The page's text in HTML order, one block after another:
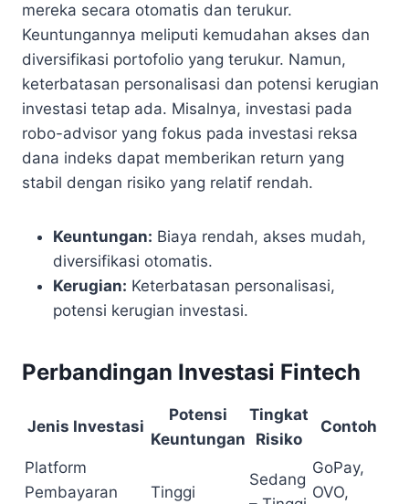
mereka secara otomatis dan terukur.
Keuntungannya meliputi kemudahan akses dan
diversifikasi portofolio yang terukur. Namun,
keterbatasan personalisasi dan potensi kerugian
investasi tetap ada. Misalnya, investasi pada
robo-advisor yang fokus pada investasi reksa
dana indeks dapat memberikan return yang
stabil dengan risiko yang relatif rendah.
Keuntungan: Biaya rendah, akses mudah,
diversifikasi otomatis.
Kerugian: Keterbatasan personalisasi,
potensi kerugian investasi.
Perbandingan Investasi Fintech
Jenis Investasi
Potensi
Keuntungan
Tingkat
Risiko
Contoh
Platform
Pembayaran
Tinggi
Sedang
GoPay,
OVO,